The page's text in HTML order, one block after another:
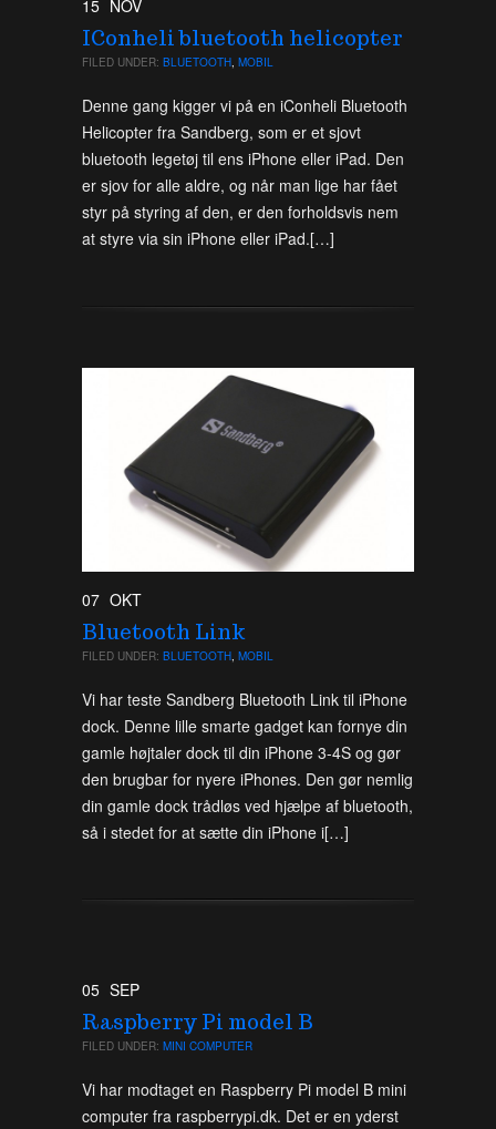
15 NOV
IConheli bluetooth helicopter
FILED UNDER: BLUETOOTH MOBIL
Denne gang kigger vi på en iConheli Bluetooth
Helicopter fra Sandberg, som er et sjovt
bluetooth legetøj til ens iPhone eller iPad. Den
er sjov for alle aldre, og når man lige har fået
styr på styring af den, er den forholdsvis nem
at styre via sin iPhone eller iPad.[…]
07 OKT
Bluetooth Link
FILED UNDER: BLUETOOTH, MOBIL
Vi har teste Sandberg Bluetooth Link til iPhone
dock. Denne lille smarte gadget kan fornye din
gamle højtaler dock til din iPhone 3-4S og gør
den brugbar for nyere iPhones. Den gør nemlig
din gamle dock trådløs ved hjælpe af bluetooth,
så i stedet for at sætte din iPhone i[…]
05 SEP
Raspberry Pi model B
FILED UNDER: MINI COMPUTER
Vi har modtaget en Raspberry Pi model B mini
computer fra raspberrypi.dk. Det er en yderst